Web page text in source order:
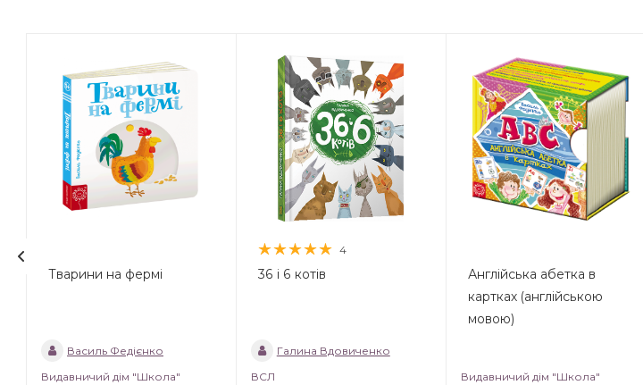
Тварини на фермі
Василь Федієнко
Видавничий дім "Школа"
4
36 і 6 котів
Галина Вдовиченко
ВСЛ
Англійська абетка в
картках (англійською
мовою)
Видавничий дім "Школа"